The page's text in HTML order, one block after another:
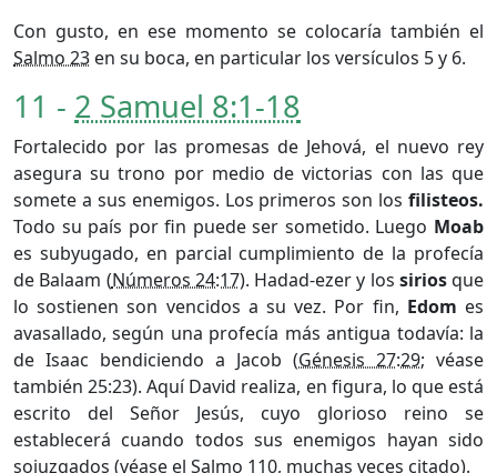
Con gusto, en ese momento se colocaría también el
Salmo 23 en su boca, en particular los versículos 5 y 6.
11 - 2 Samuel 8:1-18
Fortalecido por las promesas de Jehová, el nuevo rey
asegura su trono por medio de victorias con las que
somete a sus enemigos. Los primeros son los filisteos.
Todo su país por fin puede ser sometido. Luego Moab
es subyugado, en parcial cumplimiento de la profecía
de Balaam (Números 24:17). Hadad-ezer y los siriosque
lo sostienen son vencidos a su vez. Por fin, Edom es
avasallado, según una profecía más antigua todavía: la
de Isaac bendiciendo a Jacob (Génesis 27:29; véase
también 25:23). Aquí David realiza, en figura, lo que está
escrito del Señor Jesús, cuyo glorioso reino se
establecerá cuando todos sus enemigos hayan sido
sojuzgados (véase el Salmo 110, muchas veces citado).